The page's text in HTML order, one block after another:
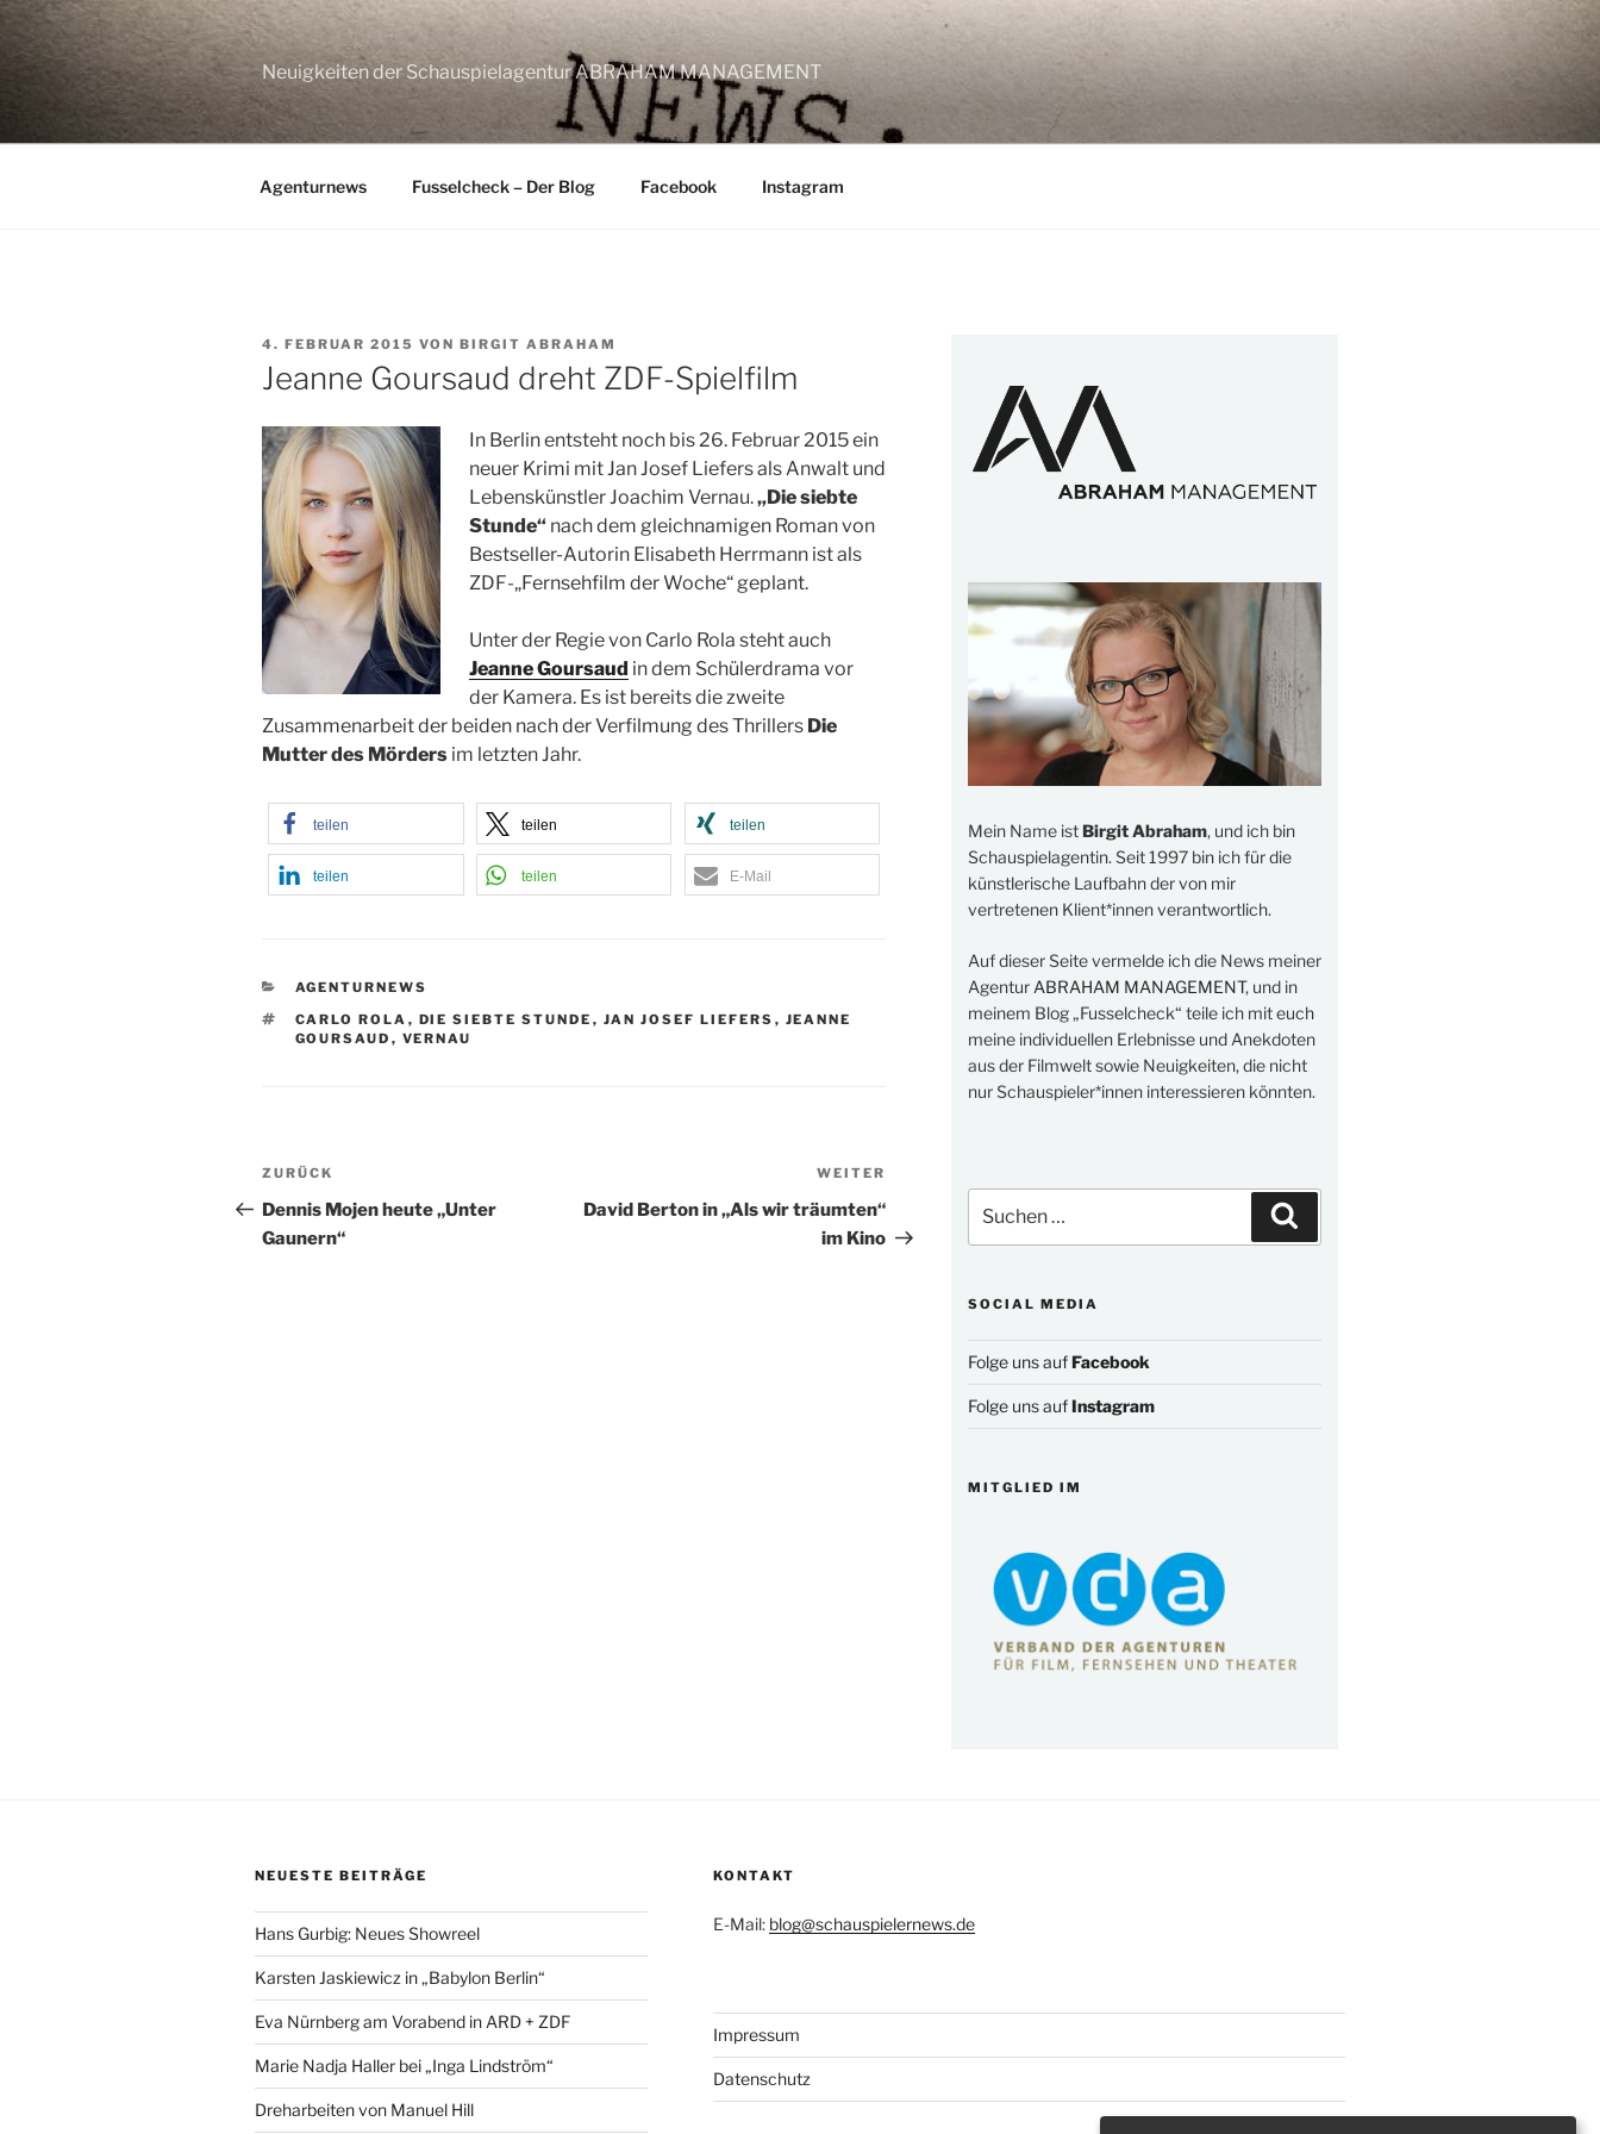
Zum
Inhalt
springen
Neuigkeiten der Schauspielagentur ABRAHAM MANAGEMENT
Agenturnews Fusselcheck – Der Blog Facebook Instagram
VERÖFFENTLICHT
4. FEBRUAR 2015 VON BIRGIT ABRAHAM
Jeanne Goursaud dreht ZDF-Spielfilm
In Berlin entsteht noch bis 26. Februar 2015 ein
neuer Krimi mit Jan Josef Liefers als Anwalt und
Lebenskünstler Joachim Vernau.„Die siebte
Stunde“ nach dem gleichnamigen Roman von
Bestseller-Autorin Elisabeth Herrmann ist als
ZDF-„Fernsehfilm der Woche“ geplant.
Unter der Regie von Carlo Rola steht auch
Jeanne Goursaud in dem Schülerdrama vor
der Kamera. Es ist bereits die zweite
Zusammenarbeit der beiden nach der Verfilmung des Thrillers Die
Mutter des Mörders im letzten Jahr.
teilen teilen teilen
teilen teilen E-Mail
KATEGORIEN
AGENTURNEWS
SCHLAGWÖRTER
CARLO ROLA , DIE SIEBTE STUNDE , JAN JOSEF LIEFERS , JEANNE
GOURSAUD , VERNAU
Beitragsnavigation
Vorheriger
Beitrag
ZURÜCK
Dennis Mojen heute „Unter
Gaunern“
Beitrag
WEITER
David Berton in „Als wir träumten“
im Kino
Mein Name istBirgit Abraham, und ich bin
Schauspielagentin. Seit 1997 bin ich für die
künstlerische Laufbahn der von mir
vertretenen Klient*innen verantwortlich.
Auf dieser Seite vermelde ich die News meiner
Agentur ABRAHAM MANAGEMENT, und in
meinem Blog „Fusselcheck“ teile ich mit euch
meine individuellen Erlebnisse und Anekdoten
aus der Filmwelt sowie Neuigkeiten, die nicht
nur Schauspieler*innen interessieren könnten.
nach:
SOCIAL MEDIA
Folge uns aufFacebook
Folge uns aufInstagram
MITGLIED IM
NEUESTE BEITRÄGE
Hans Gurbig: Neues Showreel
Karsten Jaskiewicz in „Babylon Berlin“
Eva Nürnberg am Vorabend in ARD + ZDF
Marie Nadja Haller bei „Inga Lindström“
Dreharbeiten von Manuel Hill
KONTAKT
E-Mail: blog@schauspielernews.de
Impressum
Datenschutz